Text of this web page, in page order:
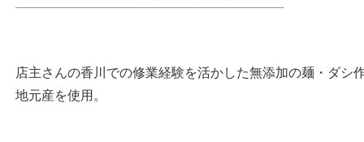
店主さんの香川での修業経験を活かした無添加の麺・ダシ
地元産を使用。